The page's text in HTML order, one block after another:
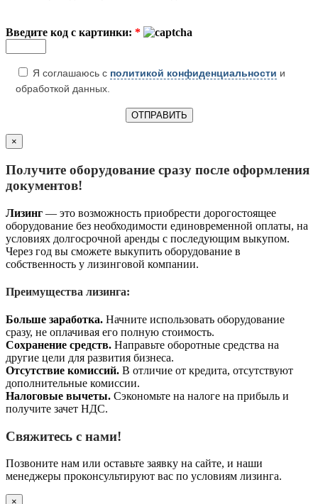
Введите код с картинки: *
Я соглашаюсь с политикой конфиденциальности и
обработкой данных.
×
Получите оборудование сразу после оформления
документов!
Лизинг — это возможность приобрести дорогостоящее
оборудование без необходимости единовременной оплаты, на
условиях долгосрочной аренды с последующим выкупом.
Через год вы сможете выкупить оборудование в
собственность у лизинговой компании.
Преимущества лизинга:
Больше заработка. Начните использовать оборудование
сразу, не оплачивая его полную стоимость.
Сохранение средств. Направьте оборотные средства на
другие цели для развития бизнеса.
Отсутствие комиссий. В отличие от кредита, отсутствуют
дополнительные комиссии.
Налоговые вычеты. Сэкономьте на налоге на прибыль и
получите зачет НДС.
Свяжитесь с нами!
Позвоните нам или оставьте заявку на сайте, и наши
менеджеры проконсультируют вас по условиям лизинга.
×